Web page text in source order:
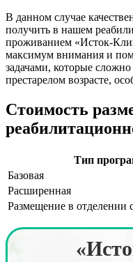
В данном случае
получить в нашем
проживанием «Исток-
максимум внимания и
задачами, которые
престарелом возрасте,
Стоимость
Тип
Базовая
Расширенная
Размещение в отделении